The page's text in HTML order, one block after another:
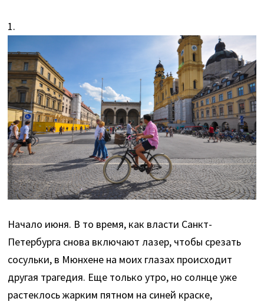
1.
Начало июня. В то время, как власти Санкт-
Петербурга снова включают лазер, чтобы срезать
сосульки, в Мюнхене на моих глазах происходит
другая трагедия. Еще только утро, но солнце уже
растеклось жарким пятном на синей краске,